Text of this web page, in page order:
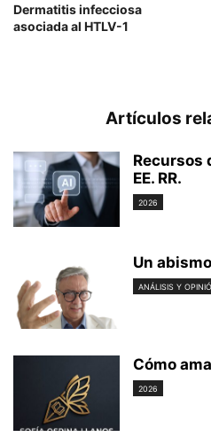
Dermatitis infecciosa
asociada al HTLV-1
Artículos
Recursos
EE. RR.
2026
Un
ANÁLISIS Y
Cómo
2026